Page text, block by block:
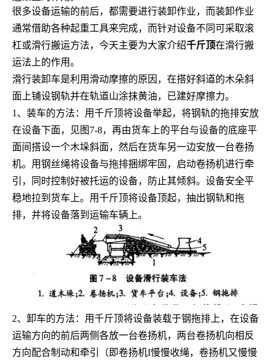
很多设备运输的前后，都需要进行装卸作业，而装卸作业
通常借助各种起重工具来完成，而针对设备不同可采取滚
杠或滑行搬运方法，今天主要为大家介绍千斤顶在滑行搬
运法上的作用。
滑行装卸车是利用滑动摩擦的原因，在搭好斜道的木朵斜
面上铺设钢轨并在轨道山涂抹黄油，已建好摩擦力。
1、装车的方法：用千斤顶将设备举起，将钢轨的拖排安放
在设备下面，见图7-8，再由货车上的平台与设备的底座平
面间搭设一个木垛斜面，然后在货车另一边安放一台卷扬
机。用钢丝绳将设备与拖排捆绑牢固，启动卷扬机进行牵
引，同时控制好被托运的设备，防止其倾斜。设备安全平
稳地拉到货车上。用千斤顶将设备顶起，抽出钢轨和拖
排，并将设备落到运输车辆上。
2、卸车的方法：用千斤顶将设备装载于钢拖排上，在设备
运输方向的前后两侧各放一台卷扬机，两台卷扬机向相反
方向配合制动和牵引（即卷扬机I慢慢收绳，卷扬机又慢慢